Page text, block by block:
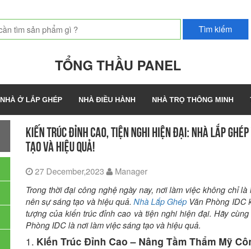
TỔNG THẦU PANEL
NHÀ Ở LẮP GHÉP NHÀ ĐIỀU HÀNH NHÀ TRỌ THÔNG MINH
KIẾN TRÚC ĐỈNH CAO, TIỆN NGHI HIỆN ĐẠI: NHÀ LẮP
TẠO VÀ HIỆU QUẢ!
27 December,2023
Manager
Trong thời đại công nghệ ngày nay, nơi làm việc không chỉ
nên sự sáng tạo và hiệu quả. Nhà Lắp Ghép Văn Phòng IDC
tượng của kiến trúc đỉnh cao và tiện nghi hiện đại. Hãy
Phòng IDC là nơi làm việc sáng tạo và hiệu quả.
1. Kiến Trúc Đỉnh Cao – Nâng Tầm Thẩm Mỹ